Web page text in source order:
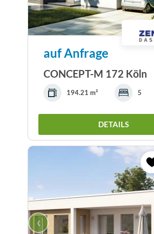
auf Anfrage
CONCEPT-M 172 Köln
194.21 m² 5
DETAILS
‹